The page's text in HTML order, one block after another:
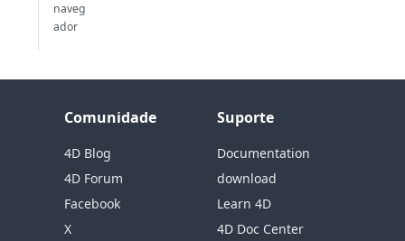
naveg
ador
Comunidade
4D Blog
4D Forum
Facebook
X
Suporte
Documentation
download
Learn 4D
4D Doc Center